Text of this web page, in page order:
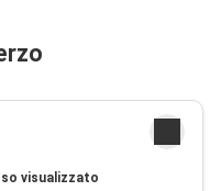
visualizzato